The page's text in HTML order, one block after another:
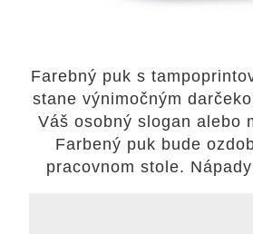
Farebný puk s
stane výnimočným
Váš osobný slogan alebo
Farbený puk bude
pracovnom stole.